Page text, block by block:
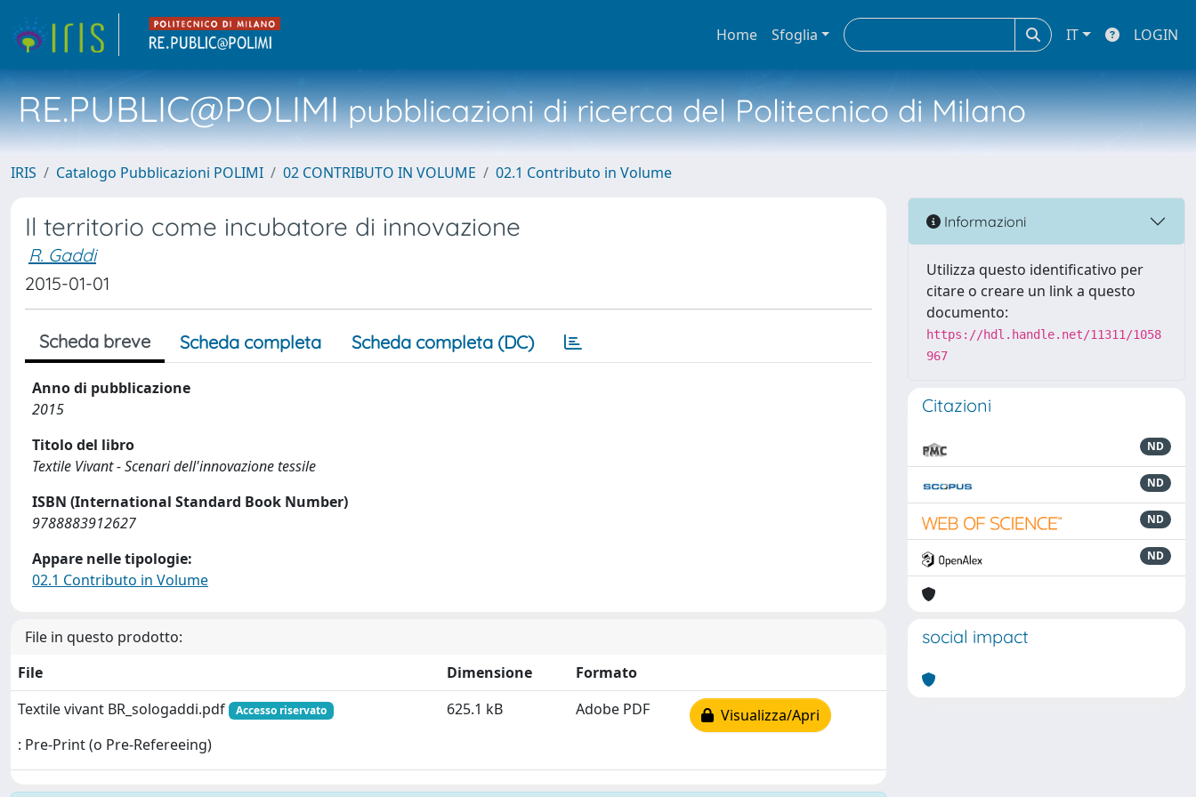
Home Sfoglia IT LOGIN
RE.PUBLIC@POLIMIpubblicazioni di ricerca del Politecnico di Milano
IRIS Catalogo Pubblicazioni POLIMI 02 CONTRIBUTO IN VOLUME 02.1 Contributo in Volume
Il territorio come incubatore di innovazione
R. Gaddi
2015-01-01
Scheda breve Scheda completa Scheda completa (DC)
Anno di pubblicazione
2015
Titolo del libro
Textile Vivant - Scenari dell'innovazione tessile
ISBN (International Standard Book Number)
9788883912627
Appare nelle tipologie:
02.1 Contributo in Volume
File in questo prodotto:
File
Dimensione
Formato
Textile vivant BR_sologaddi.pdf
Accesso riservato
: Pre-Print (o Pre-Refereeing)
625.1 kB Adobe PDF Visualizza/Apri
Informazioni
Utilizza questo identificativo per
citare o creare un link a questo
documento:
https://hdl.handle.net/11311/1058
967
Citazioni
ND
ND
ND
ND
social impact